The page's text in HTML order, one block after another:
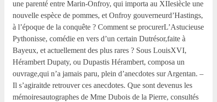
une parenté entre Marin-Onfroy, qui importa au XIIesiècle une
nouvelle espèce de pommes, et Onfroy gouverneurd’Hastings,
à l’époque de la conquête ? Comment se procurerL’Astucieuse
Pythonisse, comédie en vers d’un certain Dutrésor,faite à
Bayeux, et actuellement des plus rares ? Sous LouisXVI,
Hérambert Dupaty, ou Dupastis Hérambert, composa un
ouvrage,qui n’a jamais paru, plein d’anecdotes sur Argentan. –
Il s’agiraitde retrouver ces anecdotes. Que sont devenus les
mémoiresautographes de Mme Dubois de la Pierre, consultés